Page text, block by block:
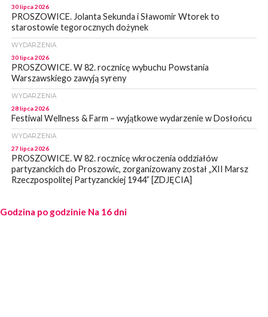
30 lipca 2026
PROSZOWICE. Jolanta Sekunda i Sławomir Wtorek to
starostowie tegorocznych dożynek
WYDARZENIA
30 lipca 2026
PROSZOWICE. W 82. rocznicę wybuchu Powstania
Warszawskiego zawyją syreny
WYDARZENIA
28 lipca 2026
Festiwal Wellness & Farm – wyjątkowe wydarzenie w Dosłońcu
WYDARZENIA
27 lipca 2026
PROSZOWICE. W 82. rocznicę wkroczenia oddziałów
partyzanckich do Proszowic, zorganizowany został „XII Marsz
Rzeczpospolitej Partyzanckiej 1944” [ZDJĘCIA]
27 lipca 2026
PROSZOWICE. Po burzy uszkodzone słupy enegeryczne.
Godzina po godzinie Na 16 dni